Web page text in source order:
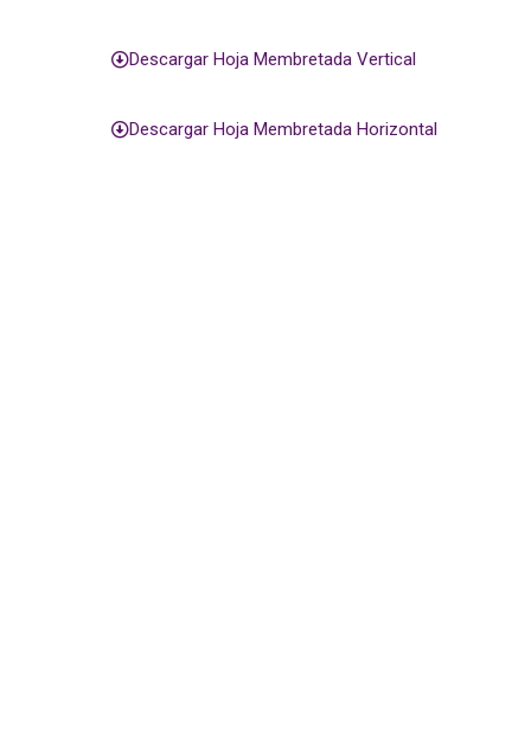
Descargar Hoja Membretada Vertical
Descargar Hoja Membretada Horizontal